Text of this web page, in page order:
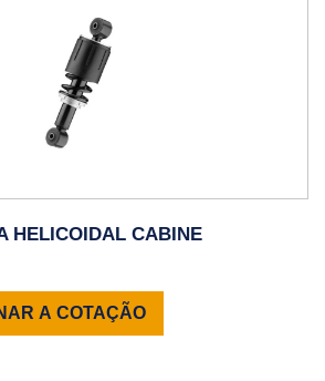
HELICOIDAL CABINE
A COTAÇÃO